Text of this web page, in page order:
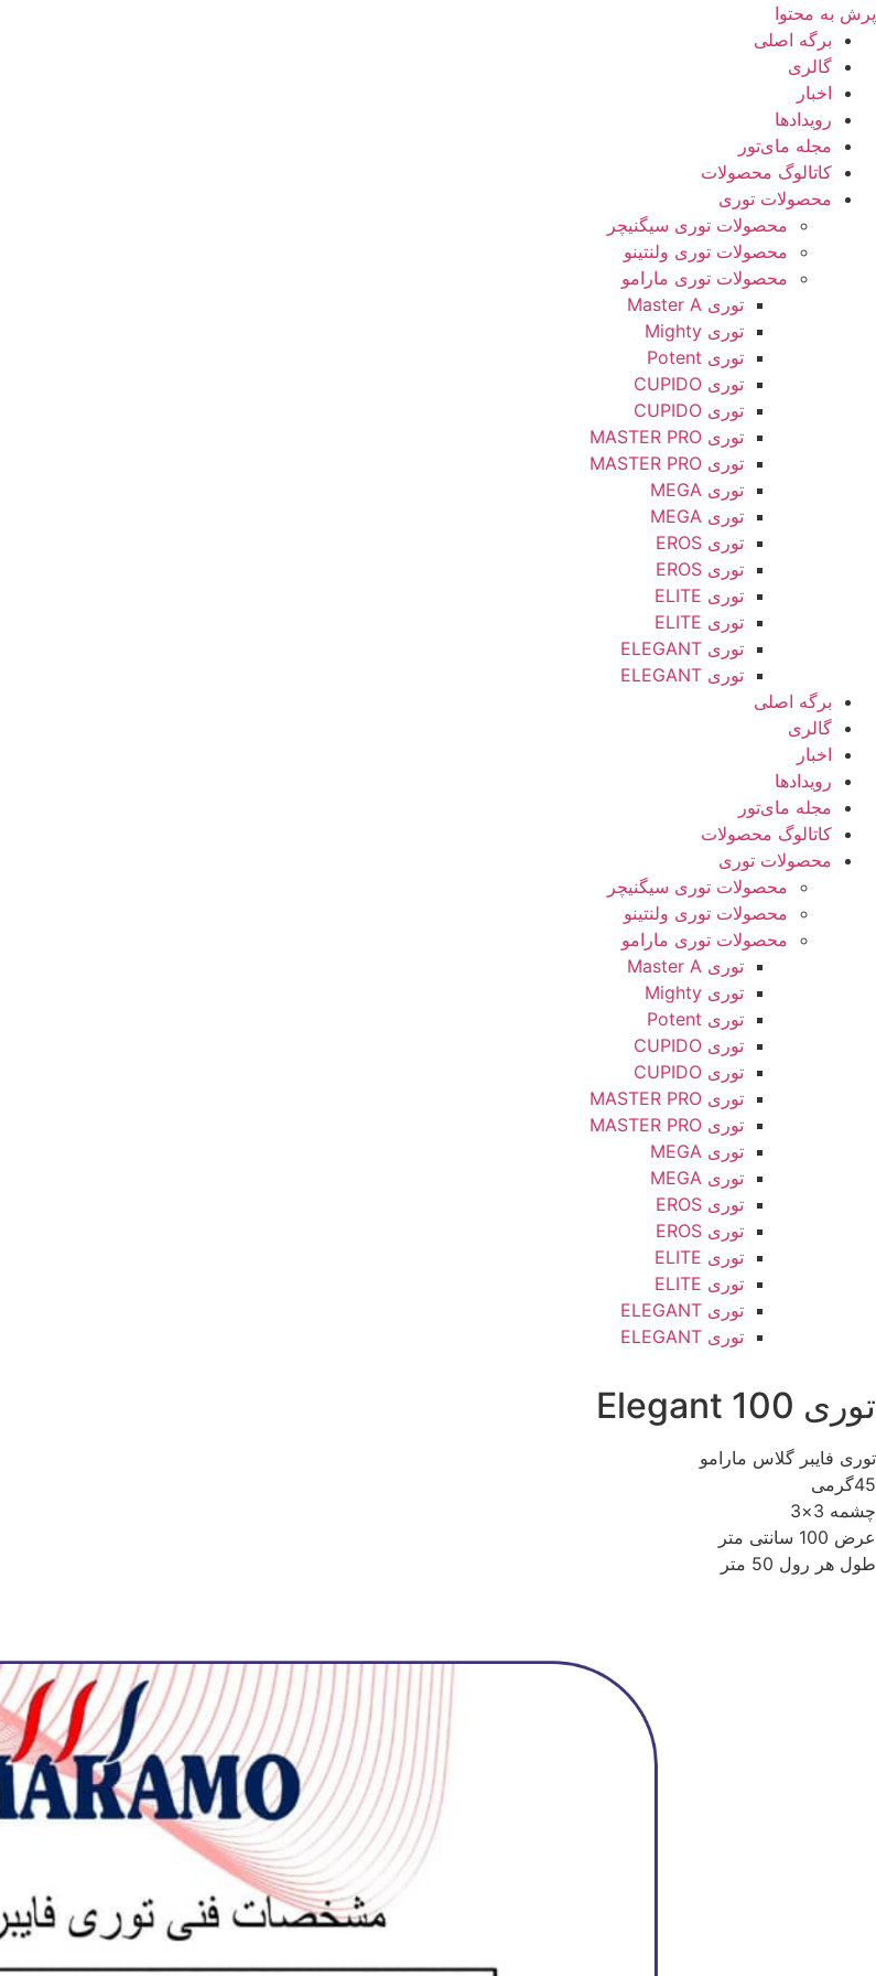
پرش به محتوا
برگه اصلی
گالری
اخبار
رویدادها
مجله مای‌تور
کاتالوگ محصولات
محصولات توری
محصولات توری سیگنیچر
محصولات توری ولنتینو
محصولات توری مارامو
توری Master A
توری Mighty
توری Potent
توری CUPIDO
توری CUPIDO
توری MASTER PRO
توری MASTER PRO
توری MEGA
توری MEGA
توری EROS
توری EROS
توری ELITE
توری ELITE
توری ELEGANT
توری ELEGANT
برگه اصلی
گالری
اخبار
رویدادها
مجله مای‌تور
کاتالوگ محصولات
محصولات توری
محصولات توری سیگنیچر
محصولات توری ولنتینو
محصولات توری مارامو
توری Master A
توری Mighty
توری Potent
توری CUPIDO
توری CUPIDO
توری MASTER PRO
توری MASTER PRO
توری MEGA
توری MEGA
توری EROS
توری EROS
توری ELITE
توری ELITE
توری ELEGANT
توری ELEGANT
توری Elegant 100
توری فایبر گلاس مارامو
45گرمی
چشمه 3×3
عرض 100 سانتی متر
طول هر رول 50 متر